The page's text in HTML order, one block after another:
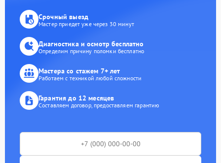
Срочный выезд
Мастер приедет уже через 30 минут
Диагностика и осмотр бесплатно
Определим причину поломки бесплатно
Мастера со стажем 7+ лет
Работаем с техникой любой сложности
Гарантия до 12 месяцев
Составляем договор, предоставляем гарантию